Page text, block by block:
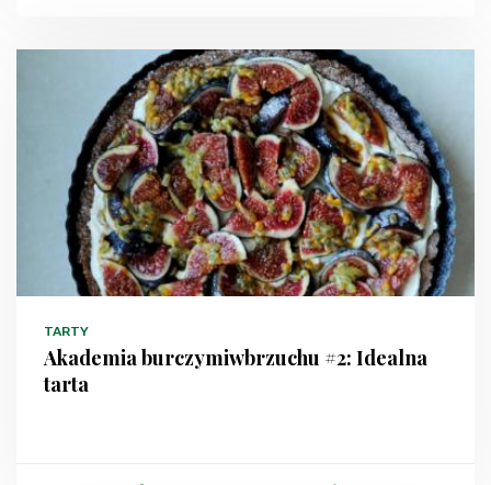
TARTY
Akademia burczymiwbrzuchu #2: Idealna
tarta